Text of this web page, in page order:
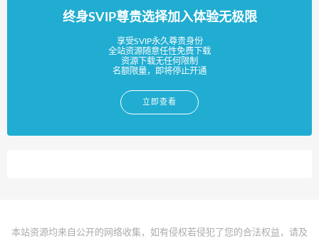
终身SVIP尊贵选择加入体验无极限
享受SVIP永久尊贵身份
全站资源随意任性免费下载
资源下载无任何限制
名额限量，即将停止开通
立即查看
本站资源均来自公开的网络收集，如有侵权若侵犯了您的合法权益，请及